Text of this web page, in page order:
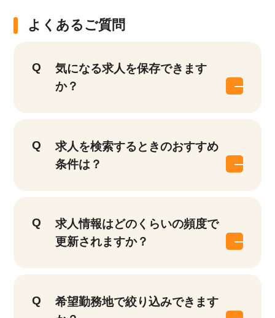
よくあるご質問
気になる求人を保存できます
か？
求人を検索するときのおすすめ
条件は？
求人情報はどのくらいの頻度で
更新されますか？
希望勤務地で絞り込みできます
17,033